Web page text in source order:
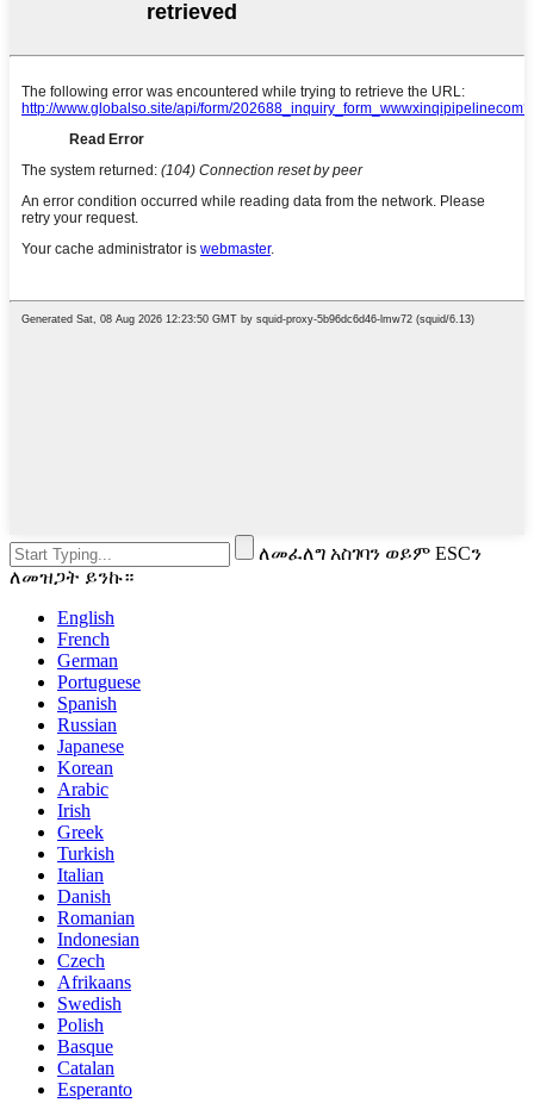
ለመፈለግ አስገባን ወይም ESCን
ለመዝጋት ይንኩ።
English
French
German
Portuguese
Spanish
Russian
Japanese
Korean
Arabic
Irish
Greek
Turkish
Italian
Danish
Romanian
Indonesian
Czech
Afrikaans
Swedish
Polish
Basque
Catalan
Esperanto